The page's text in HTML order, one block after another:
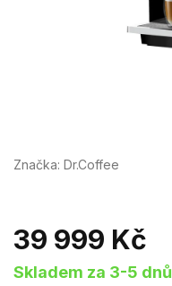
Značka: Dr.Coffee
39 999 Kč
Měrná
Skladem za 3-5 dnů